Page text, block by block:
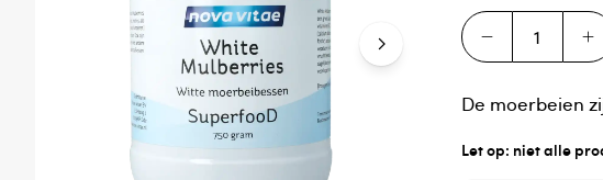
De moerbeien
Let op: niet alle